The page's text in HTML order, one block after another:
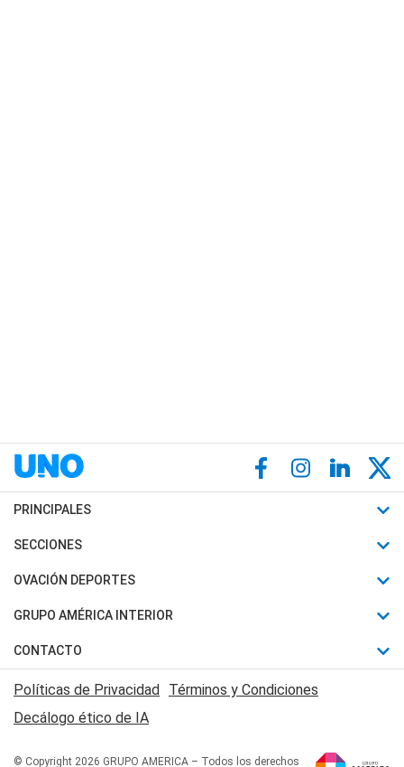
PRINCIPALES
Últimas Noticias
Política
Judiciales
Economia
SECCIONES
Horóscopo
Motores
Trucos caseros
Series y Películas
Edictos y Solicitadas
OVACIÓN DEPORTES
Fútbol
Mundial
Automovilismo
Rugby
Básquet
GRUPO AMÉRICA INTERIOR
Canal 7 en Vivo
CONTACTO
Acerca de Nosotros
Contactanos
Políticas de Privacidad Términos y Condiciones
Decálogo ético de IA
© Copyright 2026 GRUPO AMERICA – Todos los derechos